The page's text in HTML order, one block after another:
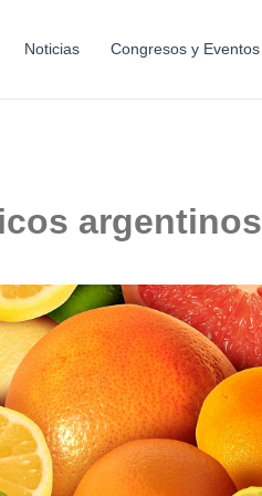
Noticias Congresos y Eventos
argentinos